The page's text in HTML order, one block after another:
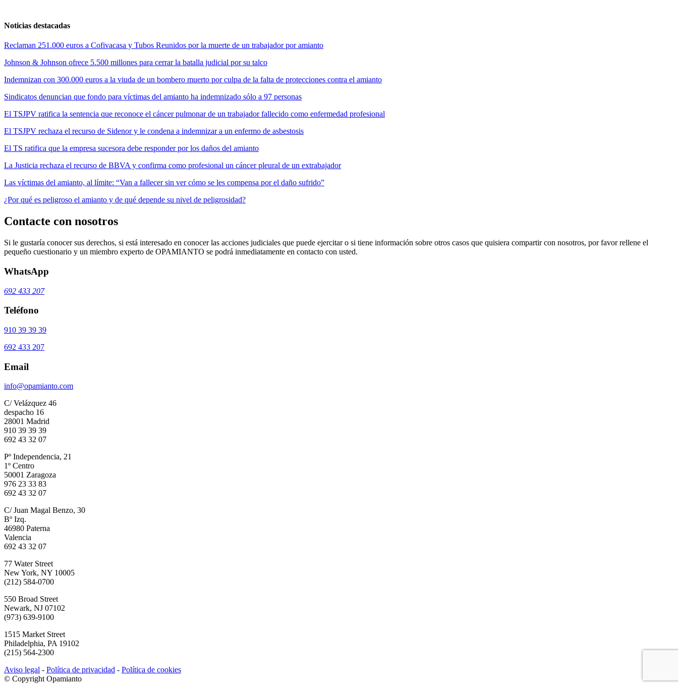
Noticias destacadas
Reclaman 251.000 euros a Cofivacasa y Tubos Reunidos por la muerte de un trabajador por amianto
Johnson & Johnson ofrece 5.500 millones para cerrar la batalla judicial por su talco
Indemnizan con 300.000 euros a la viuda de un bombero muerto por culpa de la falta de protecciones contra el amianto
Sindicatos denuncian que fondo para víctimas del amianto ha indemnizado sólo a 97 personas
El TSJPV ratifica la sentencia que reconoce el cáncer pulmonar de un trabajador fallecido como enfermedad profesional
El TSJPV rechaza el recurso de Sidenor y le condena a indemnizar a un enfermo de asbestosis
El TS ratifica que la empresa sucesora debe responder por los daños del amianto
La Justicia rechaza el recurso de BBVA y confirma como profesional un cáncer pleural de un extrabajador
Las víctimas del amianto, al límite: “Van a fallecer sin ver cómo se les compensa por el daño sufrido”
¿Por qué es peligroso el amianto y de qué depende su nivel de peligrosidad?
Contacte con nosotros
Si le gustaría conocer sus derechos, si está interesado en conocer las acciones judiciales que puede ejercitar o si tiene información sobre otros casos que quisiera compartir con nosotros, por favor rellene el
pequeño cuestionario y un miembro experto de OPAMIANTO se podrá inmediatamente en contacto con usted.
WhatsApp
692 433 207
Teléfono
910 39 39 39
692 433 207
Email
info@opamianto.com
C/ Velázquez 46
despacho 16
28001 Madrid
910 39 39 39
692 43 32 07
Pº Independencia, 21
1º Centro
50001 Zaragoza
976 23 33 83
692 43 32 07
C/ Juan Magal Benzo, 30
Bº Izq.
46980 Paterna
Valencia
692 43 32 07
77 Water Street
New York, NY 10005
(212) 584-0700
550 Broad Street
Newark, NJ 07102
(973) 639-9100
1515 Market Street
Philadelphia, PA 19102
(215) 564-2300
Aviso legal - Política de privacidad - Política de cookies
© Copyright Opamianto